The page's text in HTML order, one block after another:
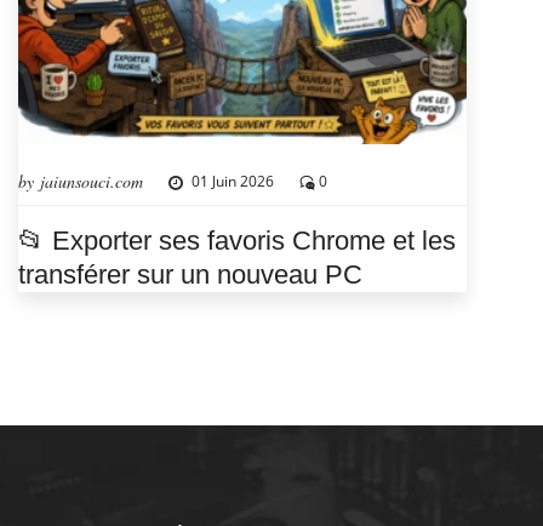
by jaiunsouci.com 01 Juin 2026 0
📂 Exporter ses favoris Chrome et les
transférer sur un nouveau PC